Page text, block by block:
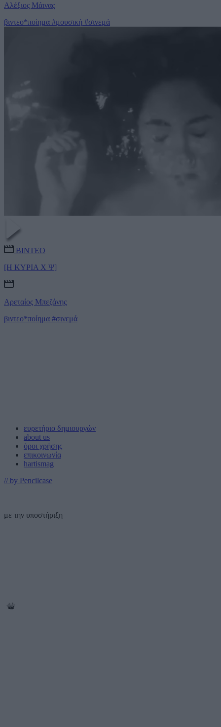
Αλέξιος Μάινας
βιντεο*ποίημα #μουσική #σινεμά
ΒΙΝΤΕΟ
[Η ΚΥΡΙΑ Χ Ψ]
Αρεταίος Μπεζάνης
βιντεο*ποίημα #σινεμά
ευρετήριο δημιουργών
about us
όροι χρήσης
επικοινωνία
hartismag
// by Pencilcase
με την υποστήριξη